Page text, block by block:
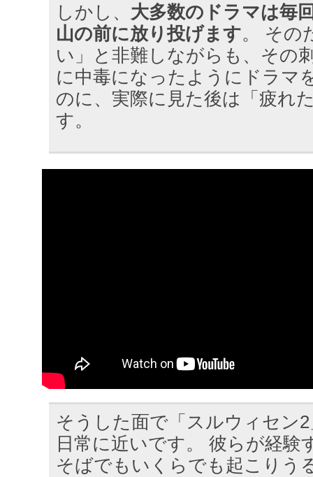
しかし、 大多数のドラマは毎
山の前に放り投げます。 その
い」と非難しながらも、その
に中毒になったようにドラマ
のに、実際に見た後は「疲れ
す。
そうした面で「スルウィセン
日常に近いです。 彼らが経験
そばでもいくらでも起こりう